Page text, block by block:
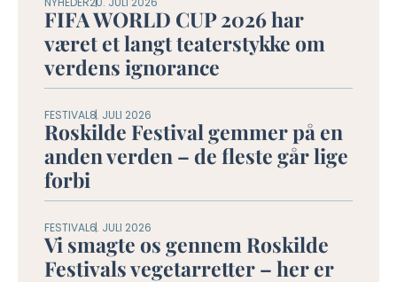
FIFA WORLD CUP 2026 har
været et langt teaterstykke om
verdens ignorance
FESTIVAL8. JULI 2026
Roskilde Festival gemmer på en
anden verden – de fleste går lige
forbi
FESTIVAL6. JULI 2026
Vi smagte os gennem Roskilde
Festivals vegetarretter – her er